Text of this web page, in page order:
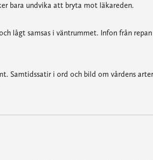
bara undvika att bryta mot läkareden.
lågt samsas i väntrummet. Infon från
Samtidssatir i ord och bild om vårdens